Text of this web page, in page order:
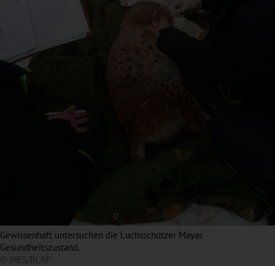
Gewissenhaft untersuchen die Luchsschützer Mayas
Gesundheitszustand.
© MES/BLRP